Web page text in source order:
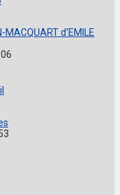
d'EMILE